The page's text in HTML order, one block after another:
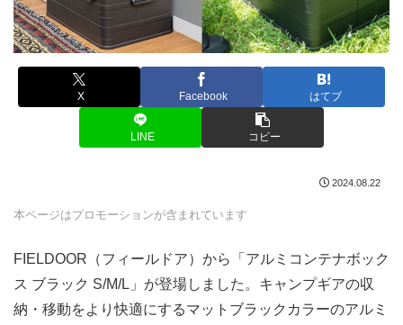
X Facebook はてブ
LINE コピー
2024.08.22
本ページはプロモーションが含まれています
FIELDOOR（フィールドア）から「アルミコンテナボック
ス ブラック S/M/L」が登場しました。キャンプギアの収
納・移動をより快適にするマットブラックカラーのアルミ